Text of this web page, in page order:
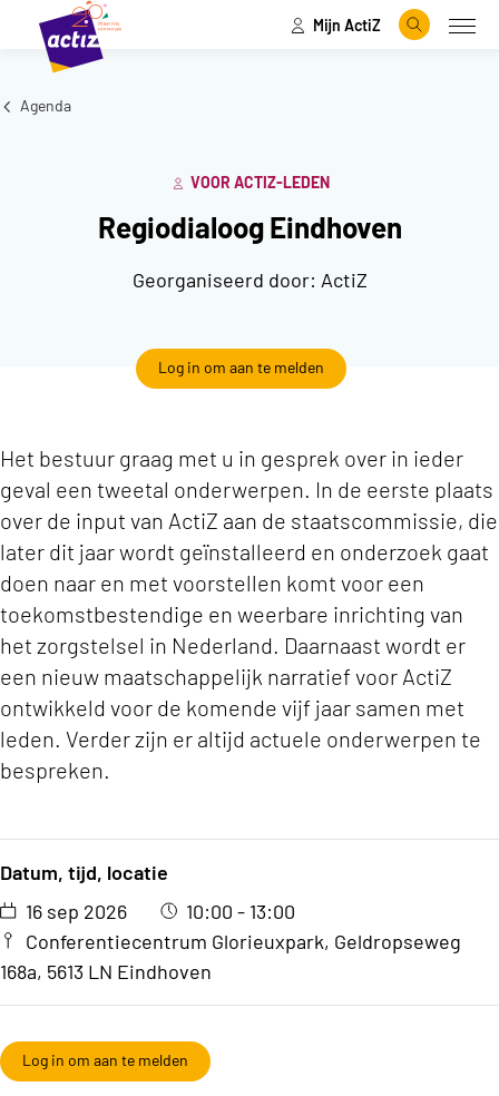
Naar hoofdinhoud
Naar menu Mijn ActiZ
Zoeken
Agenda
VOOR ACTIZ-LEDEN
Regiodialoog Eindhoven
Georganiseerd door: ActiZ
Log in om aan te melden
Het bestuur graag met u in gesprek over in ieder
geval een tweetal onderwerpen. In de eerste plaats
over de input van ActiZ aan de staatscommissie, die
later dit jaar wordt geïnstalleerd en onderzoek gaat
doen naar en met voorstellen komt voor een
toekomstbestendige en weerbare inrichting van
het zorgstelsel in Nederland. Daarnaast wordt er
een nieuw maatschappelijk narratief voor ActiZ
ontwikkeld voor de komende vijf jaar samen met
leden. Verder zijn er altijd actuele onderwerpen te
bespreken.
Datum, tijd, locatie
16 sep 2026
10:00 - 13:00
Conferentiecentrum Glorieuxpark, Geldropseweg
168a, 5613 LN Eindhoven
Log in om aan te melden